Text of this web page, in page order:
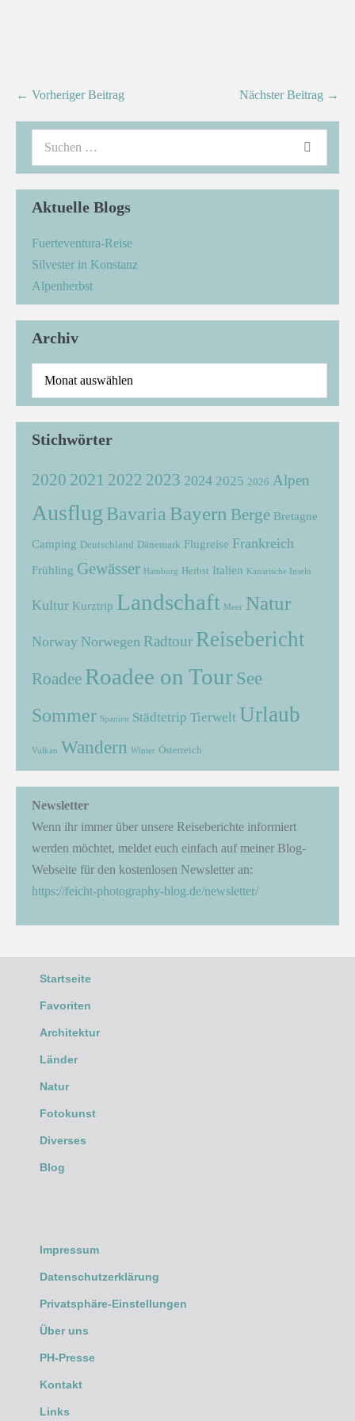
← Vorheriger Beitrag Nächster Beitrag →
Aktuelle Blogs
Fuerteventura-Reise
Silvester in Konstanz
Alpenherbst
Archiv
Stichwörter
2020 2021 2022 2023 2024 2025 2026 Alpen
Ausflug Bavaria Bayern Berge Bretagne
Camping Deutschland Dänemark Flugreise Frankreich
Frühling Gewässer Hamburg Herbst Italien Kanarische Inseln
Kultur Kurztrip Landschaft Meer Natur
Norway Norwegen Radtour Reisebericht
Roadee Roadee on Tour See
Sommer Spanien Städtetrip Tierwelt Urlaub
Vulkan Wandern Winter Österreich
Newsletter
Wenn ihr immer über unsere Reiseberichte informiert
werden möchtet, meldet euch einfach auf meiner Blog-
Webseite für den kostenlosen Newsletter an:
https://feicht-photography-blog.de/newsletter/
Startseite
Favoriten
Architektur
Länder
Natur
Fotokunst
Diverses
Blog
Impressum
Datenschutzerklärung
Privatsphäre-Einstellungen
Über uns
PH-Presse
Kontakt
Links